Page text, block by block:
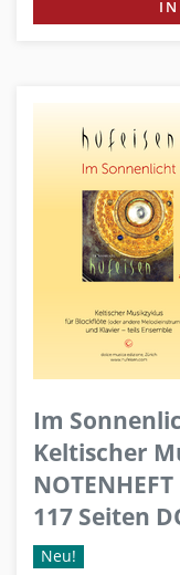
Im
Keltischer
NOTENHEFT
117 Seiten
Neu!